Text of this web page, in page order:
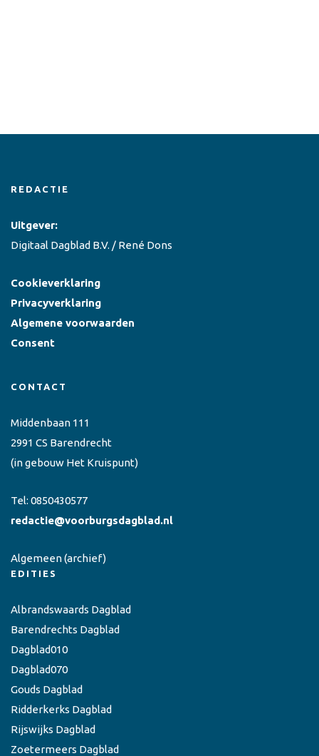
REDACTIE
Uitgever:
Digitaal Dagblad B.V. / René Dons
Cookieverklaring
Privacyverklaring
Algemene voorwaarden
Consent
CONTACT
Middenbaan 111
2991 CS Barendrecht
(in gebouw Het Kruispunt)
Tel: 0850430577
redactie@voorburgsdagblad.nl
Algemeen(archief)
EDITIES
Albrandswaards Dagblad
Barendrechts Dagblad
Dagblad010
Dagblad070
Gouds Dagblad
Ridderkerks Dagblad
Rijswijks Dagblad
Zoetermeers Dagblad